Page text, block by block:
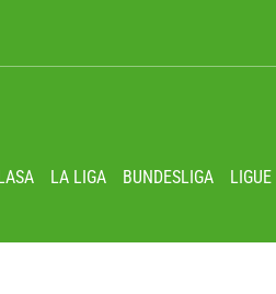
LA LIGA BUNDESLIGA